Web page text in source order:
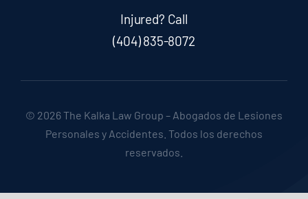
Injured? Call
(404) 835-8072
© 2026 The Kalka Law Group – Abogados de Lesiones
Personales y Accidentes. Todos los derechos
reservados.